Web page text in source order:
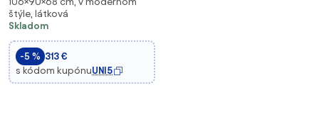
relaxačná pohovka čalúnená
syntetickým ľanom s opierkou
na nohy a bočnou kapsou,
nosnosť 120 kg | Aosom
štýle, látková
Skladom
-5 % 313 €
s kódom kupónuUNI5